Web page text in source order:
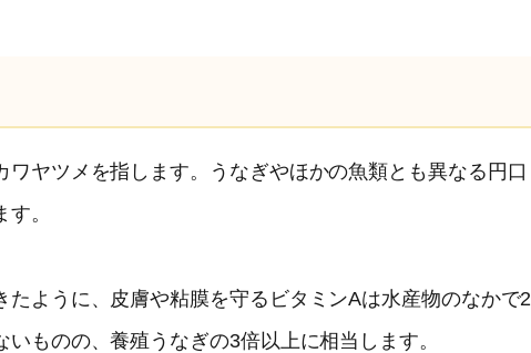
ヤツメを指します。うなぎやほかの魚類とも異なる円口
。
ように、皮膚や粘膜を守るビタミンAは水産物のなかで2
ものの、養殖うなぎの3倍以上に相当します。